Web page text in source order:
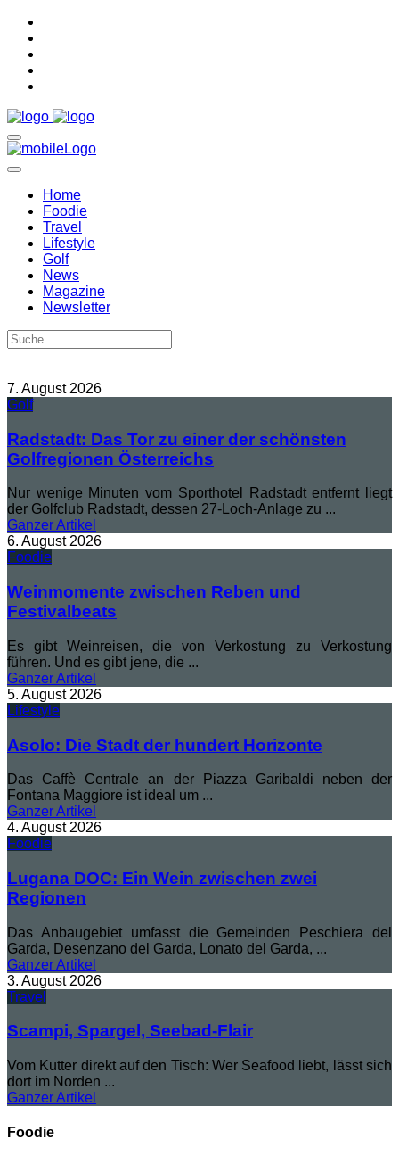
Home
Foodie
Travel
Lifestyle
Golf
News
Magazine
Newsletter
7. August 2026
Golf
Radstadt: Das Tor zu einer der schönsten
Golfregionen Österreichs
Nur wenige Minuten vom Sporthotel Radstadt entfernt liegt
der Golfclub Radstadt, dessen 27-Loch-Anlage zu ...
GanzerArtikel
6. August 2026
Foodie
Weinmomente zwischen Reben und
Festivalbeats
Es gibt Weinreisen, die von Verkostung zu Verkostung
führen. Und es gibt jene, die ...
GanzerArtikel
5. August 2026
Lifestyle
Asolo: Die Stadt der hundert Horizonte
Das Caffè Centrale an der Piazza Garibaldi neben der
Fontana Maggiore ist ideal um ...
GanzerArtikel
4. August 2026
Foodie
Lugana DOC: Ein Wein zwischen zwei
Regionen
Das Anbaugebiet umfasst die Gemeinden Peschiera del
Garda, Desenzano del Garda, Lonato del Garda, ...
GanzerArtikel
3. August 2026
Travel
Scampi, Spargel, Seebad-Flair
Vom Kutter direkt auf den Tisch: Wer Seafood liebt, lässt sich
dort im Norden ...
GanzerArtikel
Foodie